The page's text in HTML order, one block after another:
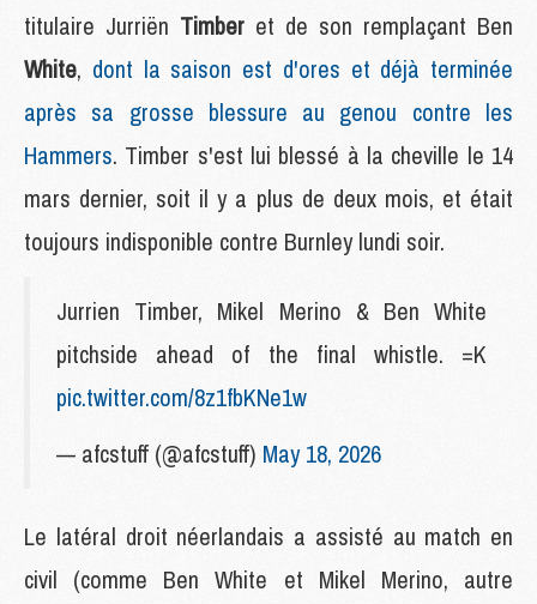
titulaire Jurriën Timber et de son remplaçant Ben
White, dont la saison est d'ores et déjà terminée
après sa grosse blessure au genou contre les
Hammers. Timber s'est lui blessé à la cheville le 14
mars dernier, soit il y a plus de deux mois, et était
toujours indisponible contre Burnley lundi soir.
Jurrien Timber, Mikel Merino & Ben White
pitchside ahead of the final whistle. =K
pic.twitter.com/8z1fbKNe1w
— afcstuff (@afcstuff) May 18, 2026
Le latéral droit néerlandais a assisté au match en
civil (comme Ben White et Mikel Merino, autre